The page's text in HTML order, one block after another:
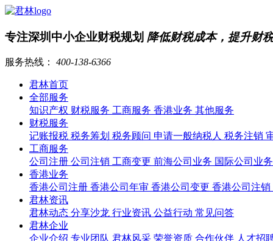
专注深圳中小企业财税规划 降低财税成本，提升财
服务热线： 400-138-6366
君林首页
全部服务
知识产权 财税服务 工商服务 香港业务 其他服务
财税服务
记账报税 税务筹划 税务顾问 申请一般纳税人 税务注销
工商服务
公司注册 公司注销 工商变更 前海公司业务 国际公司业
香港业务
香港公司注册 香港公司年审 香港公司变更 香港公司注销
君林资讯
君林动态 分享沙龙 行业资讯 公益行动 常见问答
君林企业
企业介绍 专业团队 君林风采 荣誉资质 合作伙伴 人才招